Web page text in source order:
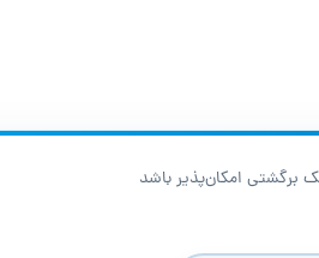
برگشتی امکان‌پذیر باشد